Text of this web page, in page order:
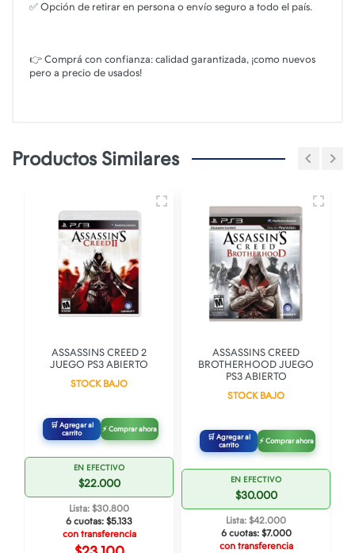
✅ Opción de retirar en persona o envío seguro a todo el país.
👉 Comprá con confianza: calidad garantizada, ¡como nuevos
pero a precio de usados!
Productos Similares
ASSASSINS CREED 2
JUEGO PS3 ABIERTO
STOCK BAJO
🛒 Agregar al
carrito
⚡ Comprar ahora
EN EFECTIVO
$22.000
Lista: $30.800
6 cuotas: $5.133
con transferencia
ASSASSINS CREED
BROTHERHOOD JUEGO
PS3 ABIERTO
STOCK BAJO
🛒 Agregar al
carrito
⚡ Comprar ahora
EN EFECTIVO
$30.000
Lista: $42.000
6 cuotas: $7.000
con transferencia